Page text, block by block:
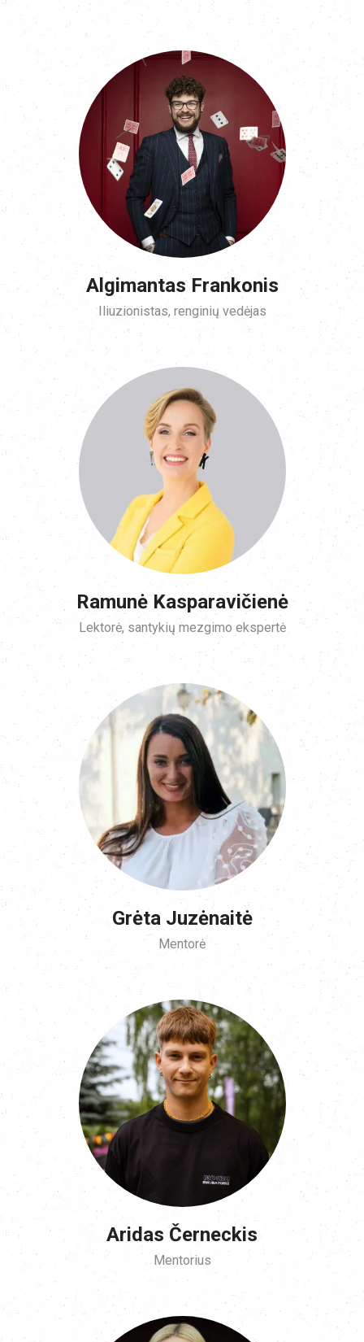
Algimantas Frankonis
Iliuzionistas, renginių vedėjas
Ramunė Kasparavičienė
Lektorė, santykių mezgimo ekspertė
Grėta Juzėnaitė
Mentorė
Aridas Černeckis
Mentorius